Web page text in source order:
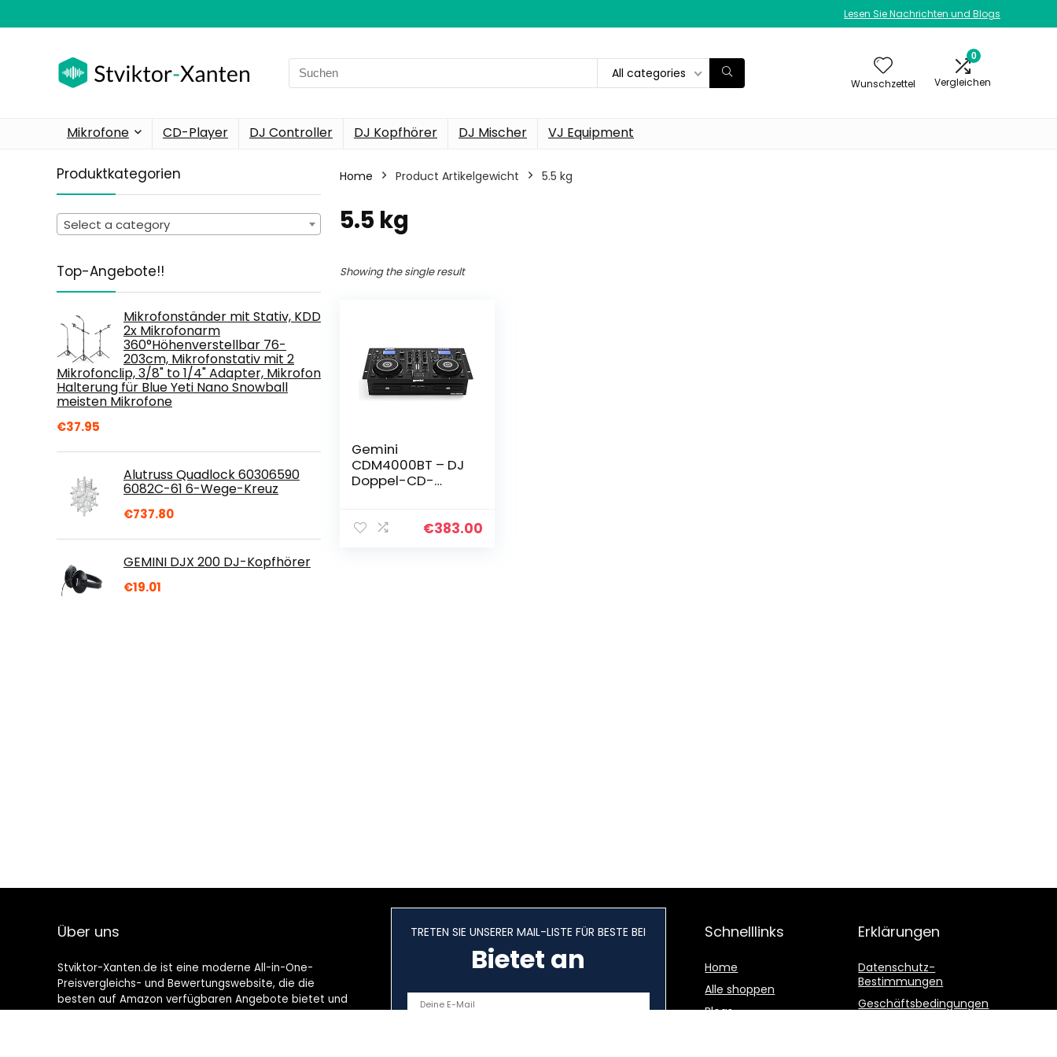
Lesen Sie Nachrichten und Blogs
Search
for:
All categories
Wunschzettel
0
Vergleichen
Mikrofone CD-Player DJ Controller DJ Kopfhörer DJ Mischer VJ Equipment
Produktkategorien
Select a category
Top-Angebote!!
Mikrofonständer mit Stativ, KDD
2x Mikrofonarm
360°Höhenverstellbar 76-
203cm, Mikrofonstativ mit 2
Mikrofonclip, 3/8" to 1/4" Adapter, Mikrofon
Halterung für Blue Yeti Nano Snowball
meisten Mikrofone
€37.95
Alutruss Quadlock 60306590
6082C-61 6-Wege-Kreuz
€737.80
GEMINI DJX 200 DJ-Kopfhörer
€19.01
Home Product Artikelgewicht ‎5.5 kg
‎5.5 kg
Showing the single result
Gemini
CDM4000BT – DJ
Doppel-CD-
€383.00
Über uns
Stviktor-Xanten.de ist eine moderne All-in-One-
Preisvergleichs- und Bewertungswebsite, die die
besten auf Amazon verfügbaren Angebote bietet und
Sie durch die neuesten hinzugefügten Blogs auf dem
TRETEN SIE UNSERER MAIL-LISTE FÜR BESTE BEI
Bietet an
Schnelllinks
Home
Alle shoppen
Blogs
Erklärungen
Datenschutz-
Bestimmungen
Geschäftsbedingungen